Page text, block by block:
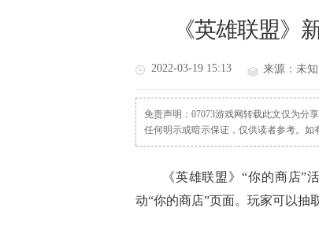
测试表
厂
《英雄联盟》
2022-03-19 15:13 来源：未知
免责声明：07073游戏网转载此文仅为分
任何明示或暗示保证，仅供读者参考。如
《英雄联盟》“你的商店”活
动“你的商店”页面。玩家可以抽